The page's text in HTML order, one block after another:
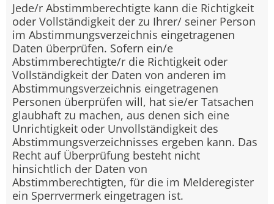
Jede/r Abstimmberechtigte kann die Richtigkeit
oder Vollständigkeit der zu Ihrer/ seiner Person
im Abstimmungsverzeichnis eingetragenen
Daten überprüfen. Sofern ein/e
Abstimmberechtigte/r die Richtigkeit oder
Vollständigkeit der Daten von anderen im
Abstimmungsverzeichnis eingetragenen
Personen überprüfen will, hat sie/er Tatsachen
glaubhaft zu machen, aus denen sich eine
Unrichtigkeit oder Unvollständigkeit des
Abstimmungsverzeichnisses ergeben kann. Das
Recht auf Überprüfung besteht nicht
hinsichtlich der Daten von
Abstimmberechtigten, für die im Melderegister
ein Sperrvermerk eingetragen ist.